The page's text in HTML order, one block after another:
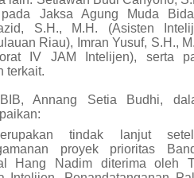
Jaksa Agung Muda
S.H., M.H. (Asisten
Riau), Imran Yusuf, S.H.,
IV JAM Intelijen), serta
terkait.
Annang Setia Budhi,
tindak lanjut
proyek prioritas
Hang Nadim diterima oleh